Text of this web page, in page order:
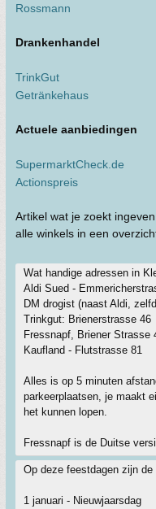
Rossmann
Drankenhandel
TrinkGut
Getränkehaus
Actuele aanbiedingen
SupermarktCheck.de
Actionspreis
Artikel wat je zoekt
alle winkels in een
Wat handige adressen in
Aldi Sued -
DM drogist (naast Aldi,
Trinkgut: Brienerstrasse 46
Fressnapf, Briener Strasse
Kaufland - Flutstrasse 81
Alles is op 5 minuten
parkeerplaatsen, je maakt
het kunnen lopen.
Fressnapf is de Duitse
Op deze feestdagen zijn
1 januari - Nieuwjaarsdag